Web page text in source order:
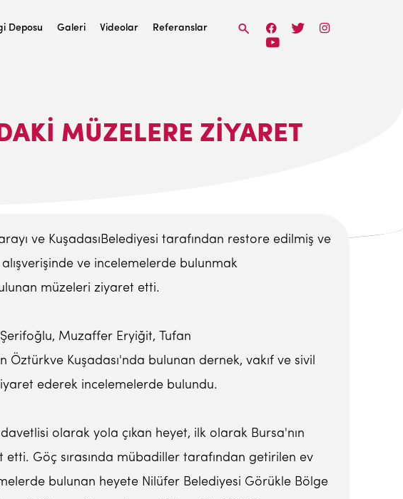
Deposu Galeri Videolar
Referanslar
MÜZELERE ZIYARET
ve KuşadasıBelediyesi tarafından restore edilmiş ve
ve incelemelerde bulunmak
müzeleri ziyaret etti.
Şerifoğlu, Muzaffer Eryiğit, Tufan
Öztürkve Kuşadası'nda bulunan dernek, vakıf ve sivil
ederek incelemelerde bulundu.
olarak yola çıkan heyet, ilk olarak Bursa'nın
Göç sırasında mübadiller tarafından getirilen ev
bulunan heyete Nilüfer Belediyesi Görükle Bölge